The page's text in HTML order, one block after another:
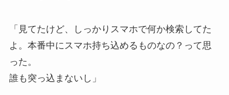
「見てたけど、しっかりスマホで何か検索してた
よ。本番中にスマホ持ち込めるものなの？って思
った。
誰も突っ込まないし」